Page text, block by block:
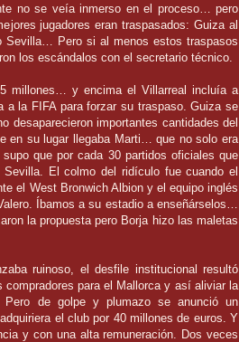
no se veía inmerso en el proceso… pero
jugadores eran traspasados: Guiza al
Sevilla… Pero si al menos estos traspasos
los escándalos con el secretario técnico.
millones… y encima el Villarreal incluía a
a la FIFA para forzar su traspaso. Guiza se
desaparecieron importantes cantidades del
en su lugar llegaba Marti… que no solo era
que por cada 30 partidos oficiales que
El colmo del ridículo fue cuando el
el West Bronwich Albion y el equipo inglés
Íbamos a su estadio a enseñárselos…
la propuesta pero Borja hizo las maletas
ruinoso, el desfile institucional resultó
para el Mallorca y así aliviar la
Pero de golpe y plumazo se anunció un
el club por 40 millones de euros. Y
y con una alta remuneración. Dos veces